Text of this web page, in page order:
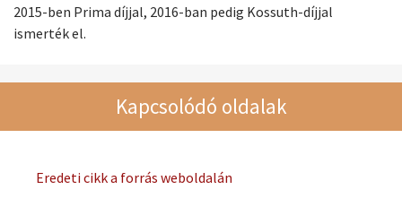
2015-ben Prima díjjal, 2016-ban pedig Kossuth-díjjal
ismerték el.
Kapcsolódó oldalak
Eredeti cikk a forrás weboldalán